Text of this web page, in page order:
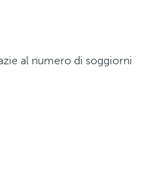
al numero di soggiorni